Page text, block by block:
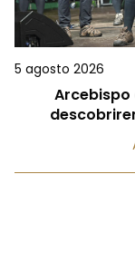
5 agosto 2026
Arcebispo